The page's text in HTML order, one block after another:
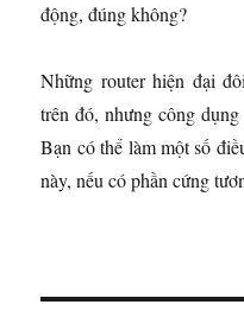
động, đúng không?
Những router hiện đại
trên đó, nhưng công
Bạn có thể làm một số
này, nếu có phần cứng